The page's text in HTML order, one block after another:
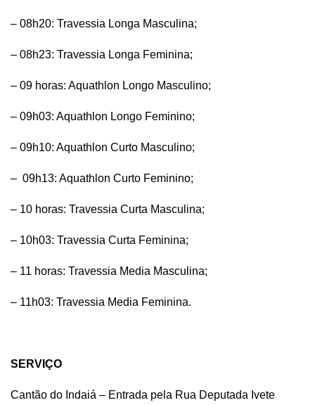
– 08h20: Travessia Longa Masculina;
– 08h23: Travessia Longa Feminina;
– 09 horas: Aquathlon Longo Masculino;
– 09h03: Aquathlon Longo Feminino;
– 09h10: Aquathlon Curto Masculino;
– 09h13: Aquathlon Curto Feminino;
– 10 horas: Travessia Curta Masculina;
– 10h03: Travessia Curta Feminina;
– 11 horas: Travessia Media Masculina;
– 11h03: Travessia Media Feminina.
SERVIÇO
Cantão do Indaiá – Entrada pela Rua Deputada Ivete